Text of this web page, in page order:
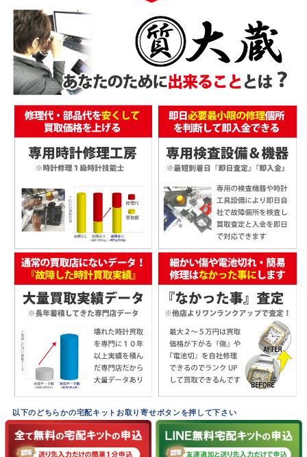
以下のどちらかの宅配キットお取り寄せボタンを押して下さい